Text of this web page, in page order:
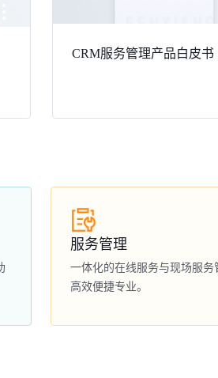
CRM服务管理产品白皮书
服务管理
一体化的在线服务与现场服务
高效便捷专业。